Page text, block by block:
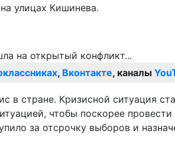
улицах Кишинева.
, Вконтакте, каналы
в стране. Кризисной ситуация
чтобы поскорее
за отсрочку выборов и